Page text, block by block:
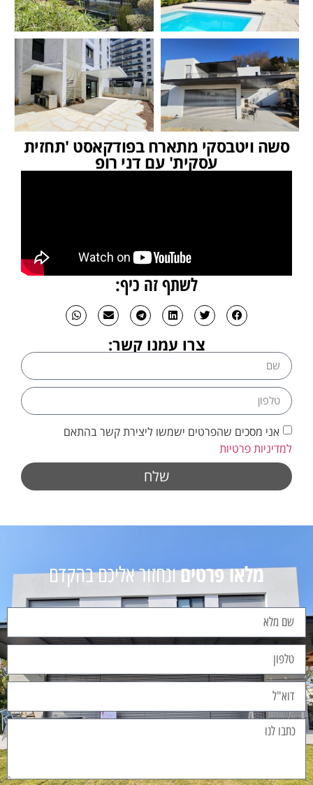
סשה ויטבסקי מתארח בפודקאסט 'תחזית
עסקית' עם דני רופ
לשתף זה כיף:
צרו עמנו קשר:
אני מסכים שהפרטים ישמשו ליצירת קשר בהתאם
למדיניות פרטיות
שלח
מלאו פרטיםונחזור אליכם בהקדם